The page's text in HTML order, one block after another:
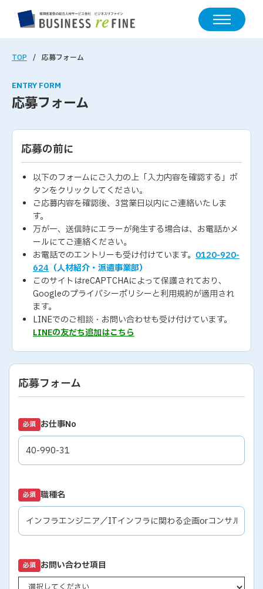
TOP 応募フォーム
ENTRY FORM
応募フォーム
応募の前に
以下のフォームにご入力の上「入力内容を確認する」ボ
タンをクリックしてください。
ご応募内容を確認後、3営業日以内にご連絡いたしま
す。
万が一、送信時にエラーが発生する場合は、お電話かメ
ールにてご連絡ください。
お電話でのエントリーも受け付けています。 0120-920-
624 （人材紹介・派遣事業部）
このサイトはreCAPTCHAによって保護されており、
Googleのプライバシーポリシーと利用規約が適用され
ます。
LINEでのご相談・お問い合わせも受け付けています。
LINEの友だち追加はこちら
応募フォーム
必須 お仕事No
必須 職種名
必須 お問い合わせ項目